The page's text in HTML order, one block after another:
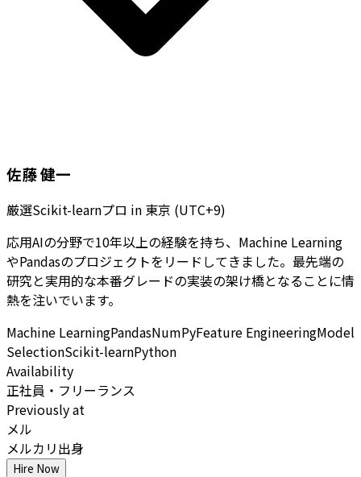
佐藤 健一
厳選Scikit-learnプロ in 東京 (UTC+9)
応用AIの分野で10年以上の経験を持ち、Machine Learning
やPandasのプロジェクトをリードしてきました。最先端の
研究と実用的な本番グレードの実装の架け橋となることに情
熱を注いでいます。
Machine LearningPandasNumPyFeature EngineeringModel
SelectionScikit-learnPython
Availability
正社員・フリーランス
Previously at
メル
メルカリ出身
Hire Now